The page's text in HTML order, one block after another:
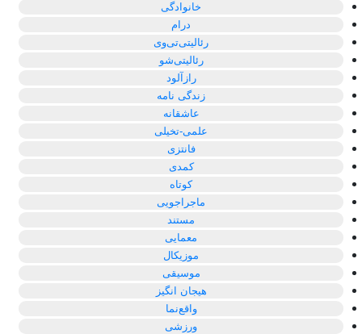
خانوادگی
درام
رئالیتی‌تی‌وی
رئالیتی‌شو
رازآلود
زندگی نامه
عاشقانه
علمی-تخیلی
فانتزی
کمدی
کوتاه
ماجراجویی
مستند
معمایی
موزیکال
موسیقی
هیجان انگیز
واقع‌نما
ورزشی